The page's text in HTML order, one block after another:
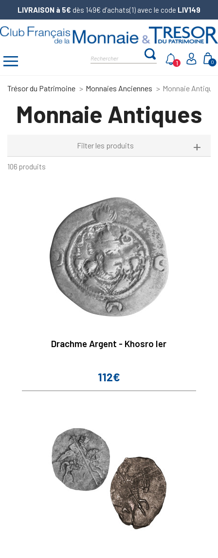
LIVRAISON à 5€ dès 149€ d’achats(1) avec le code LIV149
0
1
Trésor du Patrimoine Monnaies Anciennes Monnaie
Monnaie Antiques
Filter les produits
106 produits
Drachme Argent - Khosro Ier
Prix
112€